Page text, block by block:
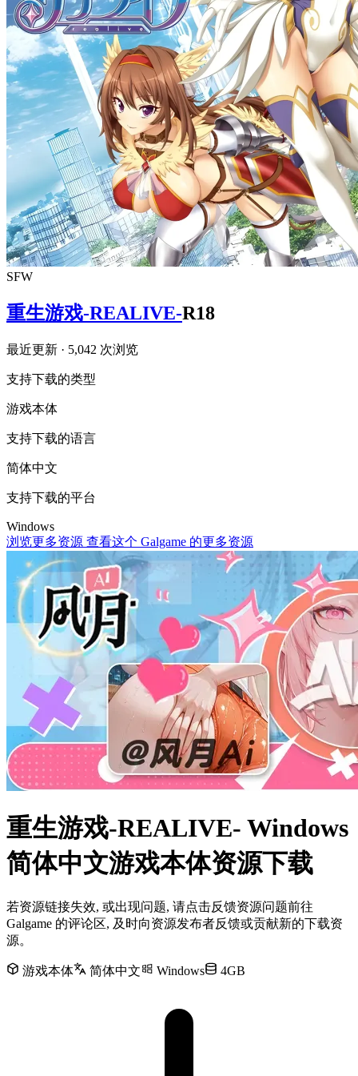
SFW
重生游戏-REALIVE-R18
最近更新 · 5,042 次浏览
支持下载的类型
游戏本体
支持下载的语言
简体中文
支持下载的平台
Windows
浏览更多资源 查看这个 Galgame 的更多资源
重生游戏-REALIVE- Windows
简体中文游戏本体资源下载
若资源链接失效, 或出现问题, 请点击反馈资源问题前往
Galgame 的评论区, 及时向资源发布者反馈或贡献新的下载资
源。
游戏本体 简体中文 Windows 4GB